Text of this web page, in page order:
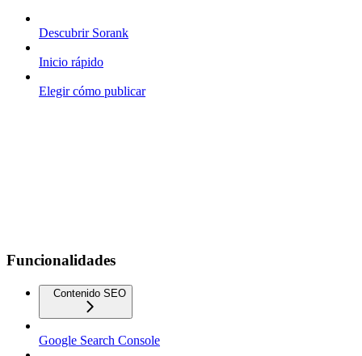
Descubrir Sorank
Inicio rápido
Elegir cómo publicar
Funcionalidades
Contenido SEO
Google Search Console